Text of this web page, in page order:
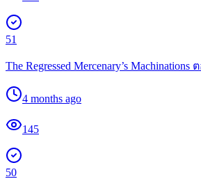
51
The Regressed Mercenary’s Machinations
4 months ago
145
50